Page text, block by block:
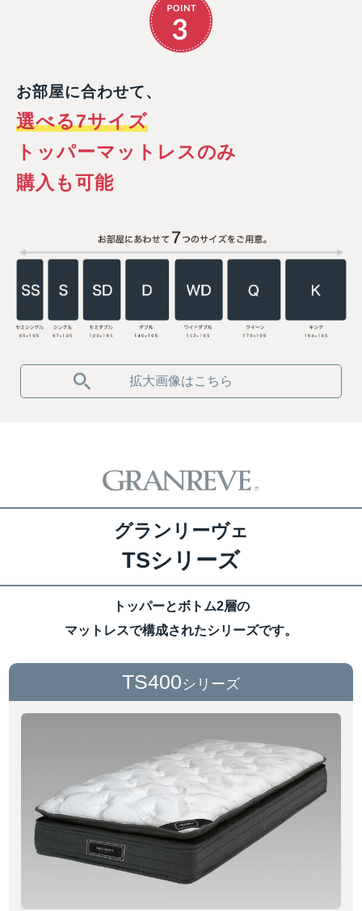
お部屋に合わせて、
選べる7サイズ
トッパーマットレスのみ
購入も可能
拡大画像はこちら
グランリーヴェ
TSシリーズ
トッパーとボトム2層の
マットレスで構成されたシリーズです。
TS400シリーズ